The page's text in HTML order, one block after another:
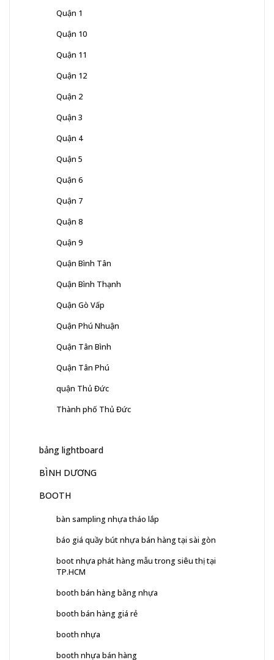
Quận 1
Quận 10
Quận 11
Quận 12
Quận 2
Quận 3
Quận 4
Quận 5
Quận 6
Quận 7
Quận 8
Quận 9
Quận Bình Tân
Quận Bình Thạnh
Quận Gò Vấp
Quận Phú Nhuận
Quận Tân Bình
Quận Tân Phú
quận Thủ Đức
Thành phố Thủ Đức
bảng lightboard
BÌNH DƯƠNG
BOOTH
bàn sampling nhựa tháo lắp
báo giá quầy bút nhựa bán hàng tại sài gòn
boot nhựa phát hàng mẫu trong siêu thị tại
TP.HCM
booth bán hàng bằng nhựa
booth bán hàng giá rẻ
booth nhựa
booth nhựa bán hàng